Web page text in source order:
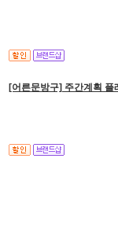
[어른문방구] 주간계획 플